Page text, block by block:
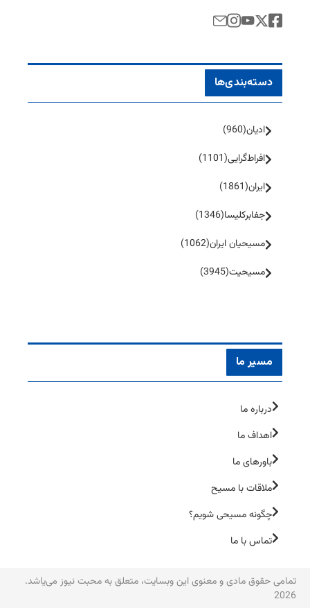
دسته‌بندی‌ها
ادیان(960)
افراط‌گرایی(1101)
ایران(1861)
جفا‌بر‌کلیسا(1346)
مسیحیان ایران(1062)
مسیحیت(3945)
مسیر ما
درباره ما
اهداف ما
باورهای ما
ملاقات با مسیح
چگونه مسیحی شویم؟
تماس با ما
تمامی حقوق مادی و معنوی این وبسایت، متعلق به محبت نیوز می‌یاشد.
2026